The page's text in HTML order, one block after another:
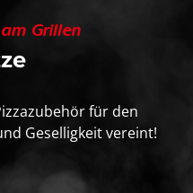
Grillen
für den
Geselligkeit vereint!